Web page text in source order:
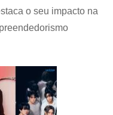
o seu impacto na